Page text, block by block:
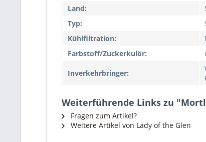
Land:
Typ:
Kühlfiltration:
Farbstoff/Zuckerkulör:
Inverkehrbringer:
Weiterführende Links zu
Fragen zum Artikel?
Weitere Artikel von Lady of the Glen